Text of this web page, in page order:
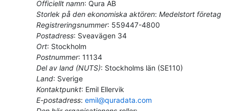
Officiellt namn: Qura AB
Storlek på den ekonomiska aktören: Medelstort företag
Registreringsnummer: 559447-4800
Postadress: Sveavägen 34
Ort: Stockholm
Postnummer: 11134
Del av land (NUTS): Stockholms län (SE110)
Land: Sverige
Kontaktpunkt: Emil Ellervik
E-postadress: emil@quradata.com